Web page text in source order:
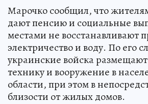
Марочко сообщил, что
дают пенсию и социальные
местами не восстанавливают
электричество и воду. По его
украинские войска
технику и вооружение в
области, при этом в
близости от жилых домов.